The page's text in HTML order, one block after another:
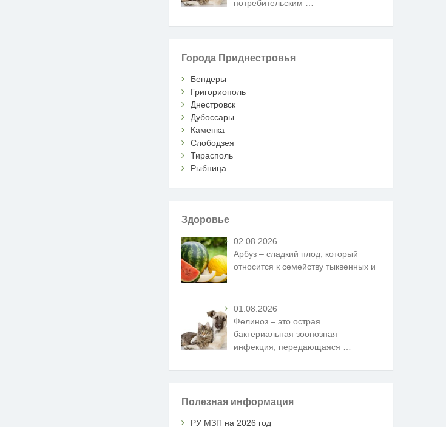
потребительским
Города Приднестровья
Бендеры
Григориополь
Днестровск
Дубоссары
Каменка
Слободзея
Тирасполь
Рыбница
Здоровье
02.08.2026
Арбуз – сладкий плод, который
относится к семейству тыквенных и
01.08.2026
Фелиноз – это острая
бактериальная зоонозная
инфекция, передающаяся
Полезная информация
РУ МЗП на 2026 год